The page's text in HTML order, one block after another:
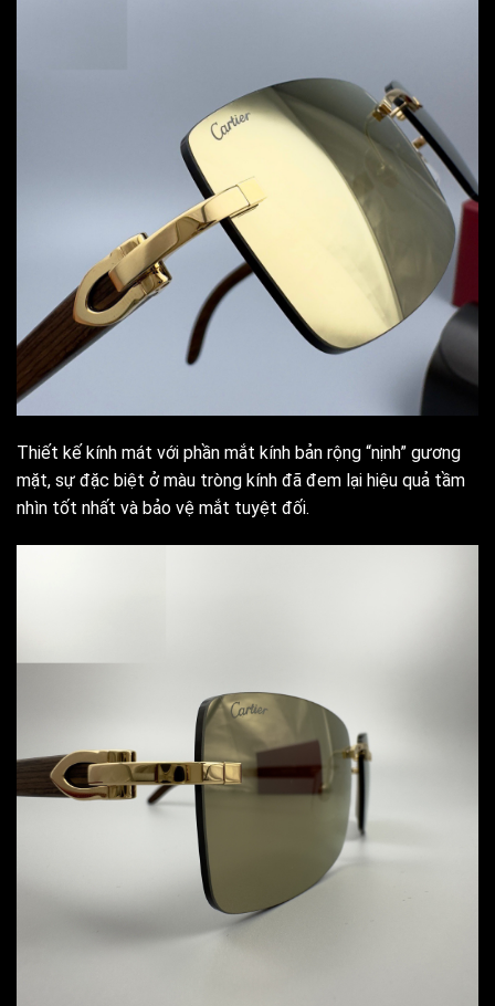
Thiết kế kính mát với phần mắt kính bản rộng “nịnh” gương
mặt, sự đặc biệt ở màu tròng kính đã đem lại hiệu quả tầm
nhìn tốt nhất và bảo vệ mắt tuyệt đối.